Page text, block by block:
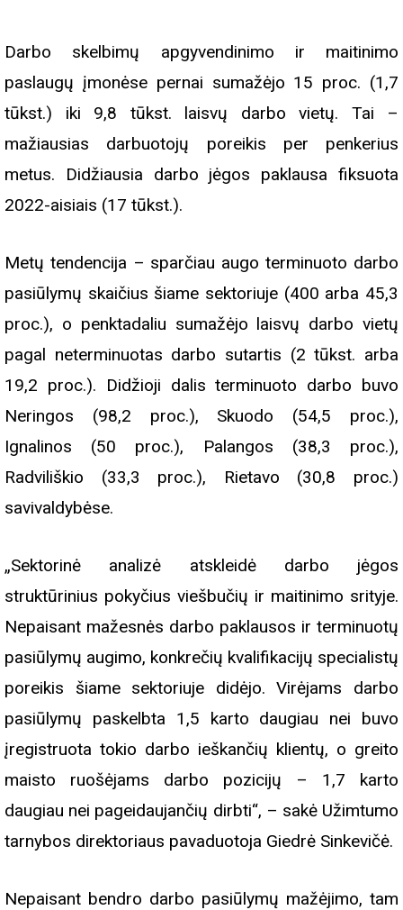
Darbo skelbimų apgyvendinimo ir maitinimo
paslaugų įmonėse pernai sumažėjo 15 proc. (1,7
tūkst.) iki 9,8 tūkst. laisvų darbo vietų. Tai –
mažiausias darbuotojų poreikis per penkerius
metus. Didžiausia darbo jėgos paklausa fiksuota
2022-aisiais (17 tūkst.).
Metų tendencija – sparčiau augo terminuoto darbo
pasiūlymų skaičius šiame sektoriuje (400 arba 45,3
proc.), o penktadaliu sumažėjo laisvų darbo vietų
pagal neterminuotas darbo sutartis (2 tūkst. arba
19,2 proc.). Didžioji dalis terminuoto darbo buvo
Neringos (98,2 proc.), Skuodo (54,5 proc.),
Ignalinos (50 proc.), Palangos (38,3 proc.),
Radviliškio (33,3 proc.), Rietavo (30,8 proc.)
savivaldybėse.
„Sektorinė analizė atskleidė darbo jėgos
struktūrinius pokyčius viešbučių ir maitinimo srityje.
Nepaisant mažesnės darbo paklausos ir terminuotų
pasiūlymų augimo, konkrečių kvalifikacijų specialistų
poreikis šiame sektoriuje didėjo. Virėjams darbo
pasiūlymų paskelbta 1,5 karto daugiau nei buvo
įregistruota tokio darbo ieškančių klientų, o greito
maisto ruošėjams darbo pozicijų – 1,7 karto
daugiau nei pageidaujančių dirbti“, – sakė Užimtumo
tarnybos direktoriaus pavaduotoja Giedrė Sinkevičė.
Nepaisant bendro darbo pasiūlymų mažėjimo, tam